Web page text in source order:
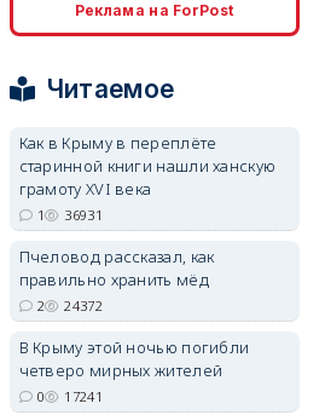
туризм
сапбордах унесло от берега
Крыма на километр в море
erid: 2SDnjcrDNw6
erid: 2SDnjdvhGXG
Реклама на ForPost
Читаемое
Как в Крыму в переплёте
старинной книги нашли ханскую
грамоту XVI века
1 36931
Пчеловод рассказал, как
правильно хранить мёд
2 24372
В Крыму этой ночью погибли
четверо мирных жителей
0 17241